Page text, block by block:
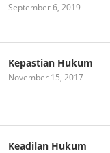
September 6, 2019
Kepastian Hukum
November 15, 2017
Keadilan Hukum